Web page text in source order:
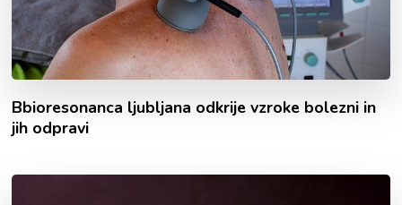
Bbioresonanca ljubljana odkrije vzroke bolezni in
jih odpravi